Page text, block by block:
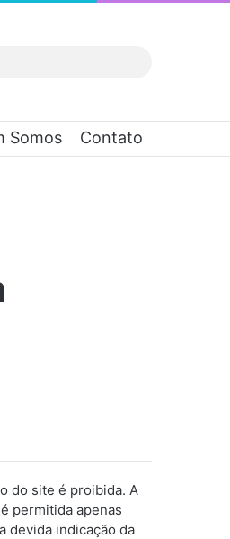
Somos Contato
do site é proibida. A
permitida apenas
devida indicação da